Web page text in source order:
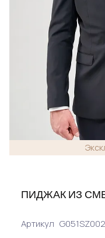
ПИДЖАК ИЗ
Артикул